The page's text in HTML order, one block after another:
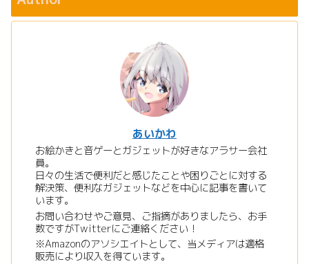
あいかわ
お絵かきと音ゲーとガジェットが好きなアラサー会社
員。
日々の生活で便利だと感じたことや困りごとに対する
解決策、便利なガジェットなどを中心に記事を書いて
います。
お問い合わせやご意見、ご指摘がありましたら、お手
数ですがTwitterにご連絡ください！
※Amazonのアソシエイトとして、当メディアは適格
販売により収入を得ています。